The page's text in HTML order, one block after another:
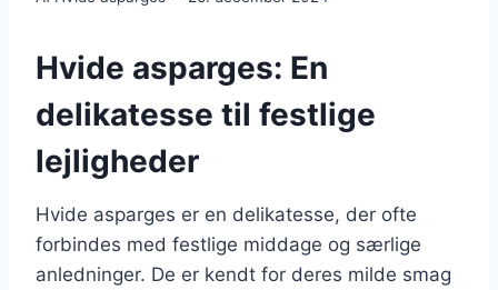
Hvide asparges: En
delikatesse til festlige
lejligheder
Hvide asparges er en delikatesse, der ofte
forbindes med festlige middage og særlige
anledninger. De er kendt for deres milde smag